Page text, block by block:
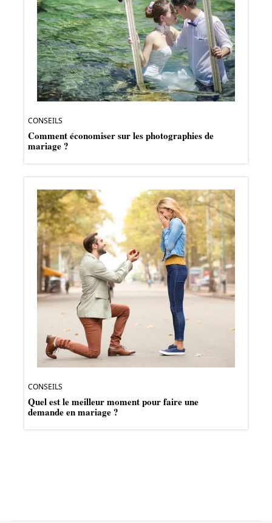
CONSEILS
Comment économiser sur les photographies de
mariage ?
CONSEILS
Quel est le meilleur moment pour faire une
demande en mariage ?